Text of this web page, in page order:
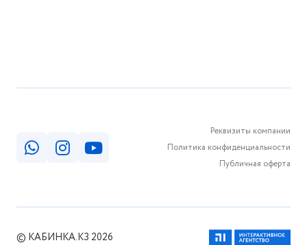
Реквизиты компании
Политика конфиденциальности
Публичная оферта
© КАБИНКА.КЗ 2026